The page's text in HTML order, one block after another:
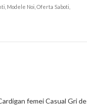
Modele Noi, Oferta Saboti,
femei Casual Gri